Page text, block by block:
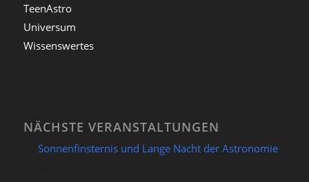
TeenAstro
Universum
Wissenswertes
NÄCHSTE VERANSTALTUNGEN
Sonnenfinsternis und Lange Nacht der Astronomie